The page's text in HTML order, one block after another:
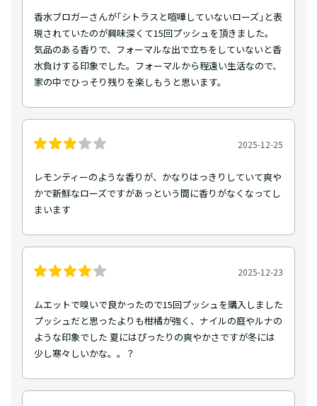
香水ブロガーさんが｢シトラスと喧嘩していないローズ｣と表
現されていたのが興味深くて15回プッシュを頂きました。
気品のある香りで、フォーマルな出で立ちをしていないと香
水負けする印象でした。フォーマルから程遠い生活なので、
家の中でひっそり残りを楽しもうと思います。
2025-12-25
レモンティーのような香りが、かなりはっきりしていて爽や
かで新鮮なローズですがあっという間に香りがなくなってし
まいます
2025-12-23
ムエットで嗅いで良かったので15回プッシュを購入しました
プッシュだと思ったよりも柑橘が強く、ナイルの庭やルナの
ような印象でした 夏にはぴったりの爽やかさですが冬には
少し寒々しいかな。。？